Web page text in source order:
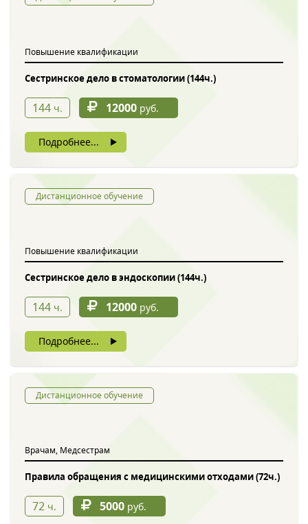
Повышение квалификации
Сестринское дело в стоматологии (144ч.)
144 ч. 12000 руб.
Подробнее...
Дистанционное обучение
Повышение квалификации
Сестринское дело в эндоскопии (144ч.)
144 ч. 12000 руб.
Подробнее...
Дистанционное обучение
Врачам, Медсестрам
Правила обращения с медицинскими отходами (72ч.)
72 ч. 5000 руб.
Нажимая на кнопку, вы даете согласие на обработку своих